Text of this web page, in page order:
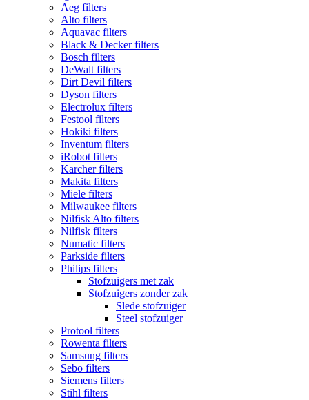
Aeg filters
Alto filters​
Aquavac filters
Black & Decker filters
Bosch filters
DeWalt filters
Dirt Devil filters
Dyson filters
Electrolux filters
Festool filters
Hokiki filters
Inventum filters
iRobot filters
Karcher filters
Makita filters
Miele filters
Milwaukee filters
Nilfisk Alto filters
Nilfisk filters
Numatic filters
Parkside filters
Philips filters
Stofzuigers met zak
Stofzuigers zonder zak
Slede stofzuiger
Steel stofzuiger
Protool filters
Rowenta filters
Samsung filters
Sebo filters
Siemens filters
Stihl filters